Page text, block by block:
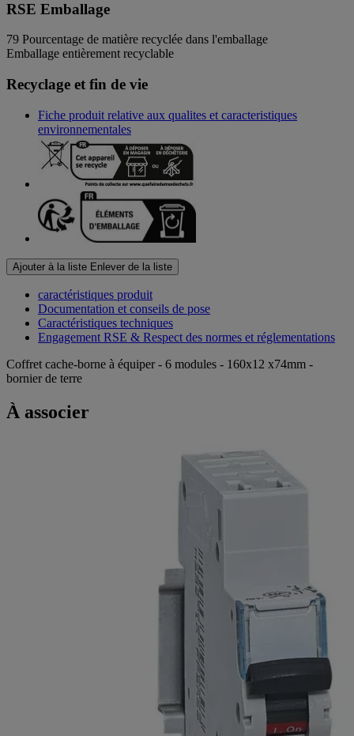
RSE Emballage
79 Pourcentage de matière recyclée dans l'emballage
Emballage entièrement recyclable
Recyclage et fin de vie
Fiche produit relative aux qualites et caracteristiques
environnementales
Ajouter à la liste Enlever de la liste
caractéristiques produit
Documentation et conseils de pose
Caractéristiques techniques
Engagement RSE & Respect des normes et réglementations
Coffret cache-borne à équiper - 6 modules - 160x12 x74mm -
bornier de terre
À associer